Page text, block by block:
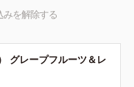
みを解除する
グレープフルーツ＆レ